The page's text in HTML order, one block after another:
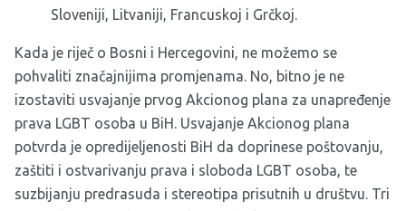
Sloveniji, Litvaniji, Francuskoj i Grčkoj.
Kada je riječ o Bosni i Hercegovini, ne možemo se
pohvaliti značajnijima promjenama. No, bitno je ne
izostaviti usvajanje prvog Akcionog plana za unapređenje
prava LGBT osoba u BiH. Usvajanje Akcionog plana
potvrda je opredijeljenosti BiH da doprinese poštovanju,
zaštiti i ostvarivanju prava i sloboda LGBT osoba, te
suzbijanju predrasuda i stereotipa prisutnih u društvu. Tri